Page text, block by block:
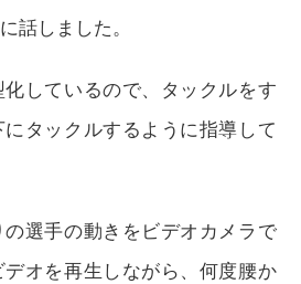
話しました。
化しているので、タックルをす
タックルするように指導して
選手の動きをビデオカメラで
オを再生しながら、何度腰か